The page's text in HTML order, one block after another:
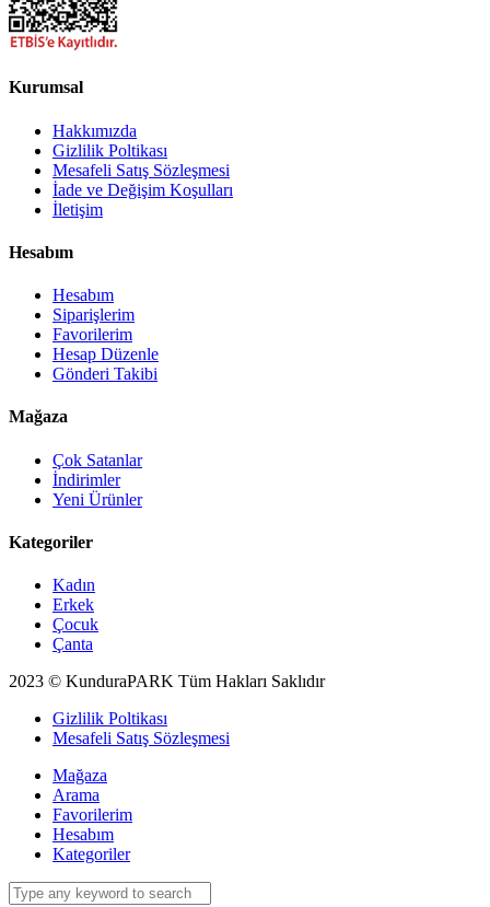
Kurumsal
Hakkımızda
Gizlilik Poltikası
Mesafeli Satış Sözleşmesi
İade ve Değişim Koşulları
İletişim
Hesabım
Hesabım
Siparişlerim
Favorilerim
Hesap Düzenle
Gönderi Takibi
Mağaza
Çok Satanlar
İndirimler
Yeni Ürünler
Kategoriler
Kadın
Erkek
Çocuk
Çanta
2023 © KunduraPARK Tüm Hakları Saklıdır
Gizlilik Poltikası
Mesafeli Satış Sözleşmesi
Mağaza
Arama
Favorilerim
Hesabım
Kategoriler